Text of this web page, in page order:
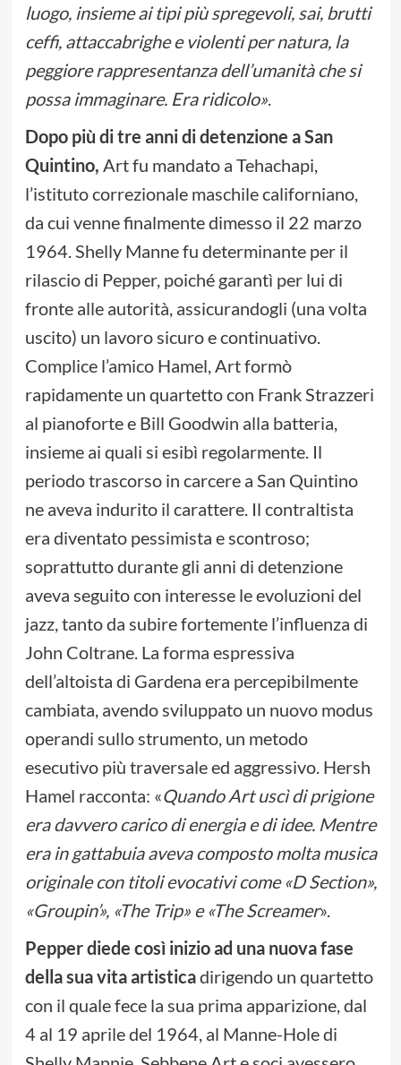
luogo, insieme ai tipi più spregevoli, sai, brutti
ceffi, attaccabrighe e violenti per natura, la
peggiore rappresentanza dell’umanità che si
possa immaginare. Era ridicolo».
Dopo più di tre anni di detenzione a San
Quintino, Art fu mandato a Tehachapi,
l’istituto correzionale maschile californiano,
da cui venne finalmente dimesso il 22 marzo
1964. Shelly Manne fu determinante per il
rilascio di Pepper, poiché garantì per lui di
fronte alle autorità, assicurandogli (una volta
uscito) un lavoro sicuro e continuativo.
Complice l’amico Hamel, Art formò
rapidamente un quartetto con Frank Strazzeri
al pianoforte e Bill Goodwin alla batteria,
insieme ai quali si esibì regolarmente. Il
periodo trascorso in carcere a San Quintino
ne aveva indurito il carattere. Il contraltista
era diventato pessimista e scontroso;
soprattutto durante gli anni di detenzione
aveva seguito con interesse le evoluzioni del
jazz, tanto da subire fortemente l’influenza di
John Coltrane. La forma espressiva
dell’altoista di Gardena era percepibilmente
cambiata, avendo sviluppato un nuovo modus
operandi sullo strumento, un metodo
esecutivo più traversale ed aggressivo. Hersh
Hamel racconta: «Quando Art uscì di prigione
era davvero carico di energia e di idee. Mentre
era in gattabuia aveva composto molta musica
originale con titoli evocativi come «D Section»,
«Groupin’», «The Trip» e «The Screamer».
Pepper diede così inizio ad una nuova fase
della sua vita artisticadirigendo un quartetto
con il quale fece la sua prima apparizione, dal
4 al 19 aprile del 1964, al Manne-Hole di